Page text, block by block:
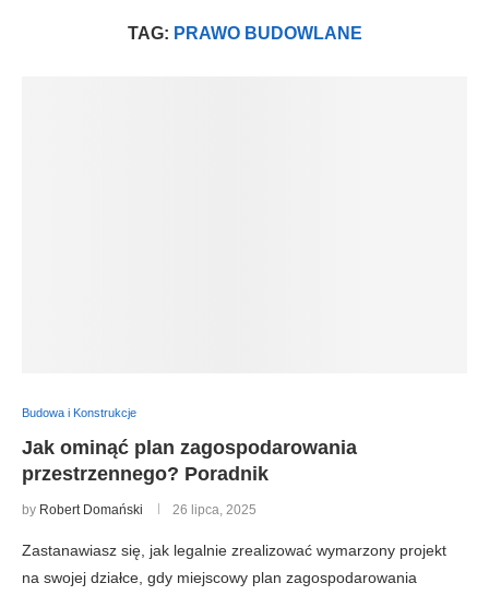
TAG: PRAWO BUDOWLANE
Budowa i Konstrukcje
Jak ominąć plan zagospodarowania
przestrzennego? Poradnik
by Robert Domański 26 lipca, 2025
Zastanawiasz się, jak legalnie zrealizować wymarzony projekt
na swojej działce, gdy miejscowy plan zagospodarowania